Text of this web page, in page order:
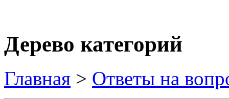
Дерево категорий
Главная > Ответы на